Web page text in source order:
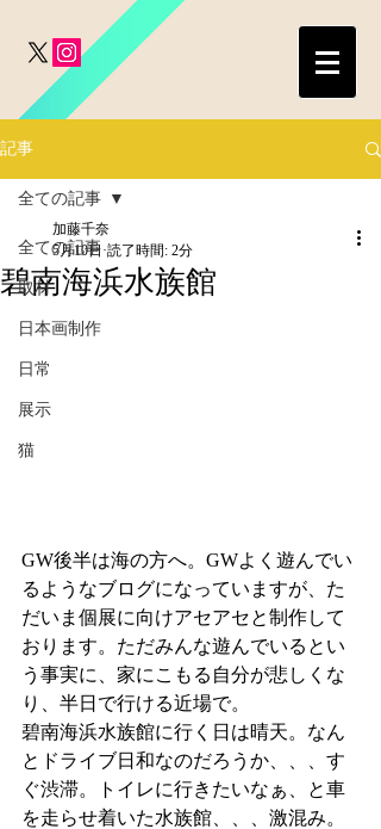
記事
全ての記事
取材
日本画制作
日常
展示
猫
全ての記事
碧南海浜水族館
加藤千奈
5月10日 読了時間: 2分
GW後半は海の方へ。GWよく遊んでい
るようなブログになっていますが、た
だいま個展に向けアセアセと制作して
おります。ただみんな遊んでいるとい
う事実に、家にこもる自分が悲しくな
り、半日で行ける近場で。
碧南海浜水族館に行く日は晴天。なん
とドライブ日和なのだろうか、、、す
ぐ渋滞。トイレに行きたいなぁ、と車
を走らせ着いた水族館、、、激混み。